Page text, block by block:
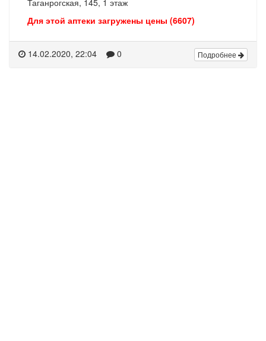
Для этой аптеки загружены цены (6607)
14.02.2020, 22:04 0 Подробнее